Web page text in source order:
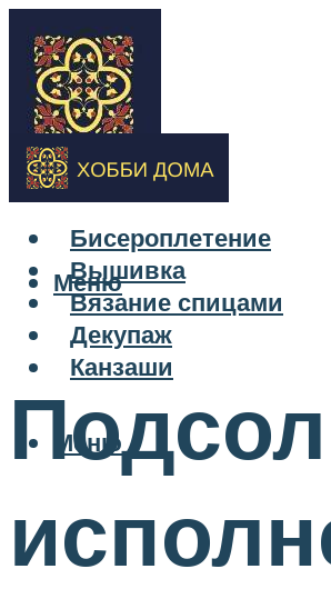
Бисероплетение
Вышивка
Вязание спицами
Декупаж
Канзаши
Меню
Меню